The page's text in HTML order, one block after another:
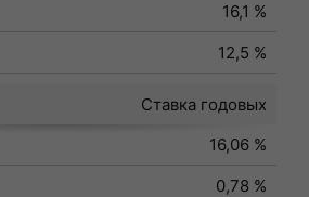
16,1 %
12,5 %
Ставка годовых
16,06 %
0,78 %